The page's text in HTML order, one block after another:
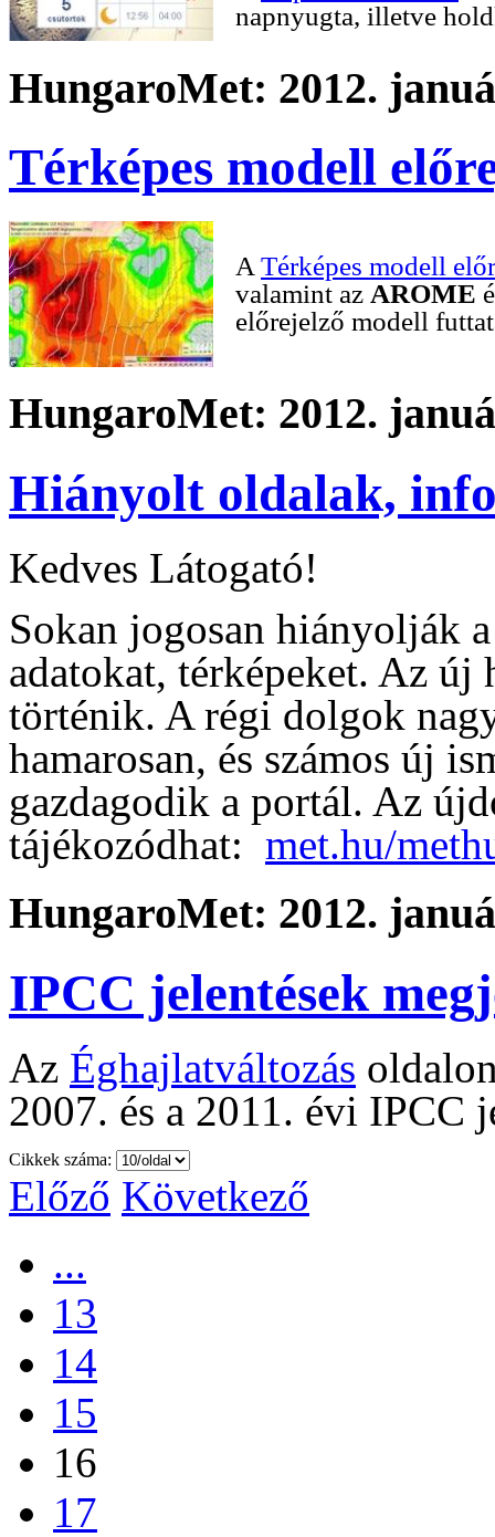
napnyugta, illetve
HungaroMet: 2012.
Térképes modell
A Térképes modell
valamint az AROME
előrejelző modell
HungaroMet: 2012.
Hiányolt oldalak,
Kedves Látogató!
Sokan jogosan hiányolják
adatokat, térképeket. Az új
történik. A régi dolgok
hamarosan, és számos új
gazdagodik a portál. Az
tájékozódhat: met.hu/
HungaroMet: 2012.
IPCC jelentések
Az Éghajlatváltozás
2007. és a 2011. évi IPCC
Cikkek száma:
Előző Következő
...
13
14
15
16
17